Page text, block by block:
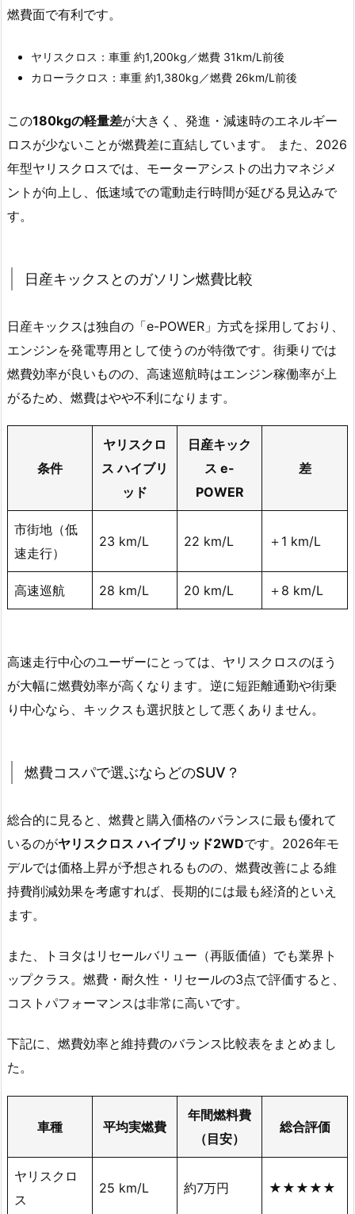
燃費面で有利です。
ヤリスクロス：車重 約1,200kg／燃費 31km/L前後
カローラクロス：車重 約1,380kg／燃費 26km/L前後
この180kgの軽量差が大きく、発進・減速時のエネルギー
ロスが少ないことが燃費差に直結しています。 また、2026
年型ヤリスクロスでは、モーターアシストの出力マネジメ
ントが向上し、低速域での電動走行時間が延びる見込みで
す。
日産キックスとのガソリン燃費比較
日産キックスは独自の「e-POWER」方式を採用しており、
エンジンを発電専用として使うのが特徴です。街乗りでは
燃費効率が良いものの、高速巡航時はエンジン稼働率が上
がるため、燃費はやや不利になります。
条件
ヤリスクロ
ス ハイブリ
ッド
日産キック
ス e-
POWER
差
市街地（低
速走行）
23 km/L 22 km/L ＋1 km/L
高速巡航 28 km/L 20 km/L ＋8 km/L
高速走行中心のユーザーにとっては、ヤリスクロスのほう
が大幅に燃費効率が高くなります。逆に短距離通勤や街乗
り中心なら、キックスも選択肢として悪くありません。
燃費コスパで選ぶならどのSUV？
総合的に見ると、燃費と購入価格のバランスに最も優れて
いるのがヤリスクロス ハイブリッド2WDです。2026年モ
デルでは価格上昇が予想されるものの、燃費改善による維
持費削減効果を考慮すれば、長期的には最も経済的といえ
ます。
また、トヨタはリセールバリュー（再販価値）でも業界ト
ップクラス。燃費・耐久性・リセールの3点で評価すると、
コストパフォーマンスは非常に高いです。
下記に、燃費効率と維持費のバランス比較表をまとめまし
た。
車種 平均実燃費
年間燃料費
（目安）
総合評価
ヤリスクロ
ス
25 km/L 約7万円 ★★★★★